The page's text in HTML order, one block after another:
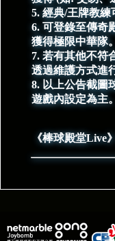
5. 經典/王牌教練
6. 可登錄至傳奇
獲得極限中華隊。
7. 若有其他不符
透過維護方式進
8. 以上公告截圖
遊戲內設定為主。
《棒球殿堂Live